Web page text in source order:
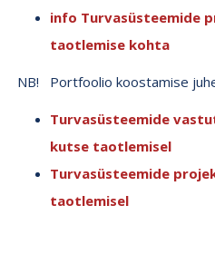
info Turvasüsteemide
taotlemise kohta
NB! Portfoolio koostamise
Turvasüsteemide
kutse taotlemisel
Turvasüsteemide
taotlemisel